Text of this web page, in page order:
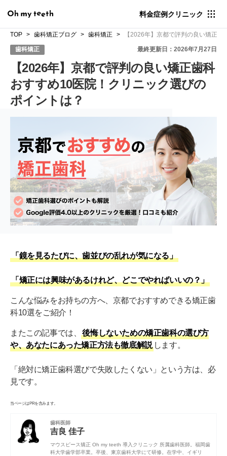
料金症例クリニック
TOP 歯科矯正ブログ 歯科矯正 【2026年】京都で評判の良い矯正
歯科矯正 最終更新日：2026年7月27日
【2026年】京都で評判の良い矯正歯科
おすすめ10医院！クリニック選びの
ポイントは？
「鏡を見るたびに、歯並びの乱れが気になる」
「矯正には興味があるけれど、どこでやればいいの？」
こんな悩みをお持ちの方へ、京都でおすすめできる矯正歯
科10選をご紹介！
またこの記事では、
後悔しないための矯正歯科の選び方
や、あなたにあった矯正方法も徹底解説 します。
「絶対に矯正歯科選びで失敗したくない」という方は、必
見です。
当ページはPRを含みます。
歯科医師
吉良 佳子
マウスピース矯正 Oh my teeth 導入クリニック 所属歯科医師。 福岡歯
科大学歯学部卒業。卒後、 東京歯科大学にて研修。在学中、イギリ